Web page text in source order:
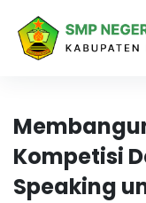
Kompetisi
Speaking